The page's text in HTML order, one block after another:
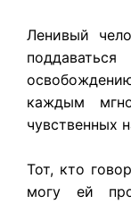
Ленивый
каждым
чувственных
Тот, кто
могу ей